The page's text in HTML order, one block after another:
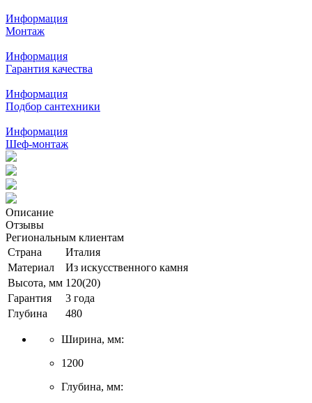
Информация
Монтаж
Информация
Гарантия качества
Информация
Подбор сантехники
Информация
Шеф-монтаж
Описание
Отзывы
Региональным клиентам
Страна
Италия
Материал
Из искусственного камня
Высота, мм 120(20)
Гарантия
3 года
Глубина
480
Ширина, мм:
1200
Глубина, мм: